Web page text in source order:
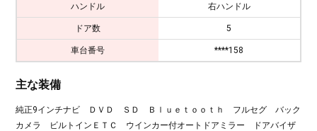
ハンドル 右ハンドル
ドア数 5
車台番号 ****158
主な装備
純正9インチナビ ＤＶＤ ＳＤ Ｂｌｕｅｔｏｏｔｈ フルセグ バック
カメラ ビルトインＥＴＣ ウインカー付オートドアミラー ドアバイザ